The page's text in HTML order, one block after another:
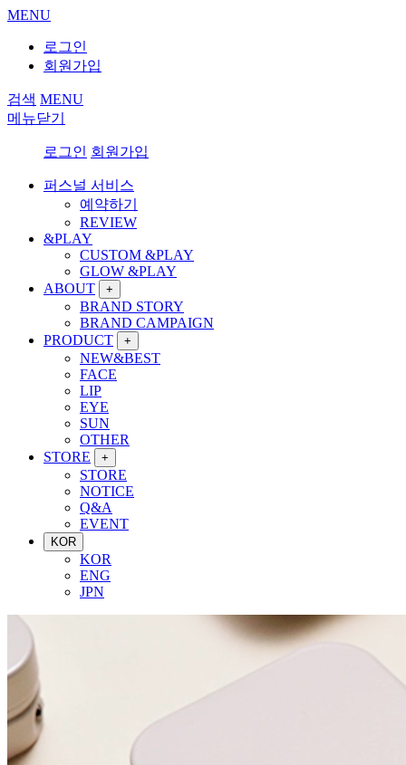
MENU
로그인
회원가입
검색 MENU
메뉴닫기
로그인 회원가입
퍼스널 서비스
예약하기
REVIEW
&PLAY
CUSTOM &PLAY
GLOW &PLAY
ABOUT
+
BRAND STORY
BRAND CAMPAIGN
PRODUCT
+
NEW&BEST
FACE
LIP
EYE
SUN
OTHER
STORE
+
STORE
NOTICE
Q&A
EVENT
KOR
KOR
ENG
JPN